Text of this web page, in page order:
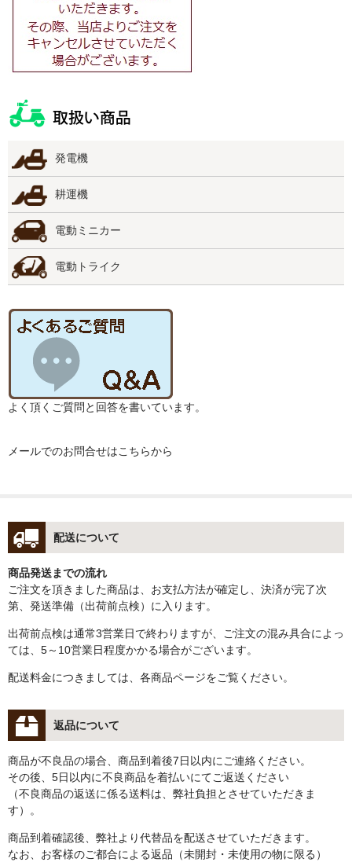
発電機
耕運機
電動ミニカー
電動トライク
よく頂くご質問と回答を書いています。
メールでのお問合せはこちらから
配送について
商品発送までの流れ
ご注文を頂きました商品は、お支払方法が確定し、決済が完了次
第、発送準備（出荷前点検）に入ります。
出荷前点検は通常3営業日で終わりますが、ご注文の混み具合によっ
ては、5～10営業日程度かかる場合がございます。
配送料金につきましては、各商品ページをご覧ください。
返品について
商品が不良品の場合、商品到着後7日以内にご連絡ください。
その後、5日以内に不良商品を着払いにてご返送ください
（不良商品の返送に係る送料は、弊社負担とさせていただきま
す）。
商品到着確認後、弊社より代替品を配送させていただきます。
なお、お客様のご都合による返品（未開封・未使用の物に限る）